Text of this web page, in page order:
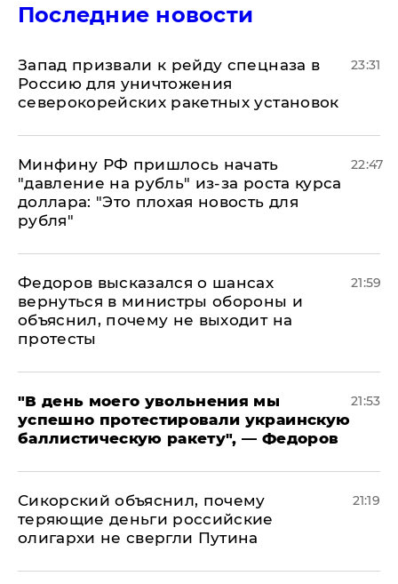
Последние новости
Запад призвали к рейду спецназа в
Россию для уничтожения
северокорейских ракетных установок
23:31
Минфину РФ пришлось начать
"давление на рубль" из-за роста курса
доллара: "Это плохая новость для
рубля"
22:47
Федоров высказался о шансах
вернуться в министры обороны и
объяснил, почему не выходит на
протесты
21:59
​"В день моего увольнения мы
успешно протестировали украинскую
баллистическую ракету", — Федоров
21:53
Сикорский объяснил, почему
теряющие деньги российские
олигархи не свергли Путина
21:19